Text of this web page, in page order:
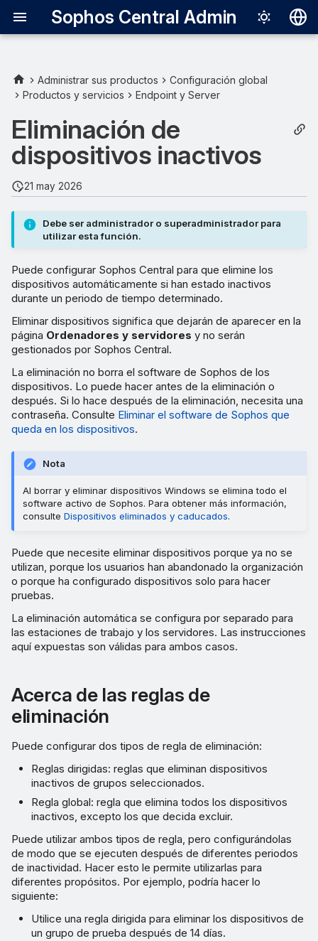
Sophos Central Admin
English
Italiano
Português
Acerca de las reglas de
Eliminar dispositivos
inactivos de grupos
seleccionados
Eliminar todos los
dispositivos inactivos
Excluir dispositivos de la
eliminación
Comprobar qué dispositivos
se han eliminado
Eliminar el software de
Sophos que queda en los
dispositivos
eliminados
Administrar sus productos
Configuración global
Productos y servicios
Endpoint y Server
Eliminación de
dispositivos inactivos
21 may 2026
Debe ser administrador o superadministrador para
utilizar esta función.
Puede configurar Sophos Central para que elimine los
dispositivos automáticamente si han estado inactivos
durante un periodo de tiempo determinado.
Eliminar dispositivos significa que dejarán de aparecer en la
página Ordenadores y servidores y no serán
gestionados por Sophos Central.
La eliminación no borra el software de Sophos de los
dispositivos. Lo puede hacer antes de la eliminación o
después. Si lo hace después de la eliminación, necesita una
contraseña. Consulte Eliminar el software de Sophos que
queda en los dispositivos.
Nota
Al borrar y eliminar dispositivos Windows se elimina todo el
software activo de Sophos. Para obtener más información,
consulte Dispositivos eliminados y caducados.
Puede que necesite eliminar dispositivos porque ya no se
utilizan, porque los usuarios han abandonado la organización
o porque ha configurado dispositivos solo para hacer
pruebas.
La eliminación automática se configura por separado para
las estaciones de trabajo y los servidores. Las instrucciones
aquí expuestas son válidas para ambos casos.
Acerca de las reglas de
eliminación
Puede configurar dos tipos de regla de eliminación:
Reglas dirigidas: reglas que eliminan dispositivos
inactivos de grupos seleccionados.
Regla global: regla que elimina todos los dispositivos
inactivos, excepto los que decida excluir.
Puede utilizar ambos tipos de regla, pero configurándolas
de modo que se ejecuten después de diferentes periodos
de inactividad. Hacer esto le permite utilizarlas para
diferentes propósitos. Por ejemplo, podría hacer lo
siguiente:
Utilice una regla dirigida para eliminar los dispositivos de
un grupo de prueba después de 14 días.